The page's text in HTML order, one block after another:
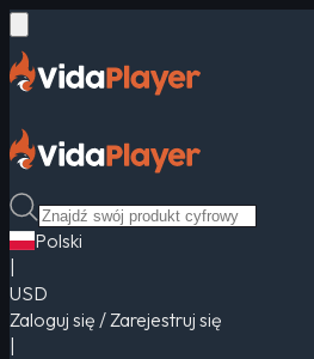
Polski
USD
Zaloguj się / Zarejestruj się